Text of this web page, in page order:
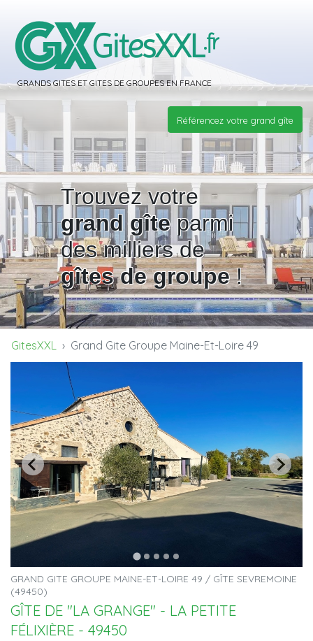
GRANDS GITES ET GITES DE GROUPES EN FRANCE
Référencez votre grand gîte
Trouvez votre
grand gîteparmi
des milliers de
gîtes de groupe!
GitesXXL Grand Gite Groupe Maine-Et-Loire 49
GRAND GITE GROUPE MAINE-ET-LOIRE 49 / GÎTE SEVREMOINE
(49450)
GÎTE DE "LA GRANGE" - LA PETITE
FÉLIXIÈRE - 49450